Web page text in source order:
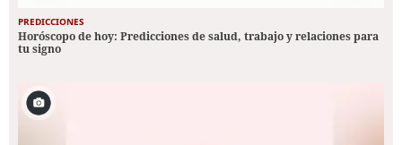
PREDICCIONES
Horóscopo de hoy: Predicciones de salud, trabajo y relaciones para
tu signo